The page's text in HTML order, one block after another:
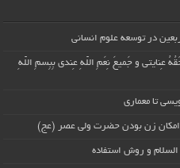
در توسعه علوم انسانی
عِنایتی و جَمیعَ نِعَمِ اللّهِ عِندی بِبِسمِ اللّهِ
تا معماری
امکان زن بودن حضرت ولی عصر (عج)
السلام و روش استفاده